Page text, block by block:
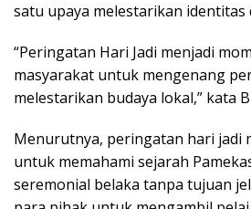
satu upaya melestarikan identitas
“Peringatan Hari Jadi menjadi
masyarakat untuk mengenang
melestarikan budaya lokal,” kata
Menurutnya, peringatan hari jadi
untuk memahami sejarah
seremonial belaka tanpa tujuan